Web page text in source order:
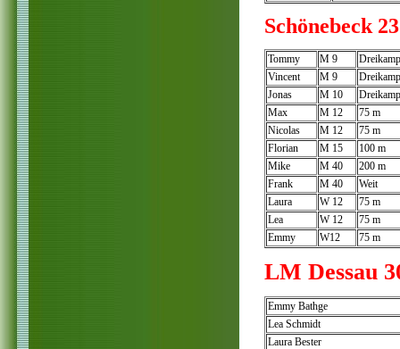
Schönebeck
Tommy M 9
Vincent
M 9
Jonas
M 10
Max
M 12
75 m
Nicolas
M 12
75 m
Florian
M 15
100 m
Mike
M 40
200 m
Frank
M 40
Weit
Laura
W 12
75 m
Lea
W 12
75 m
Emmy
W12 75 m
LM Dessau
Emmy Bathge
Lea Schmidt
Laura Bester